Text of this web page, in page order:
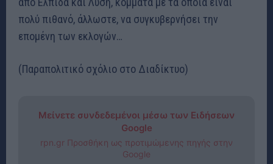
πολύ πιθανό, άλλωστε, να συγκυβερνήσει την
επομένη των εκλογών…
(Παραπολιτικό σχόλιο στο Διαδίκτυο)
Μείνετε συνδεδεμένοι μέσω των Ειδήσεων
Google
rpn.gr Προσθήκη ως προτιμώμενης πηγής στην
Google